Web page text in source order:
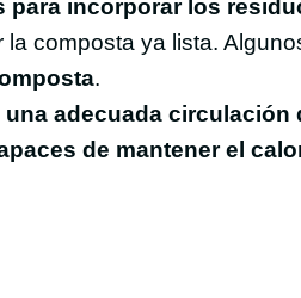
para incorporar los
la composta ya lista.
.
adecuada circulación
de mantener el